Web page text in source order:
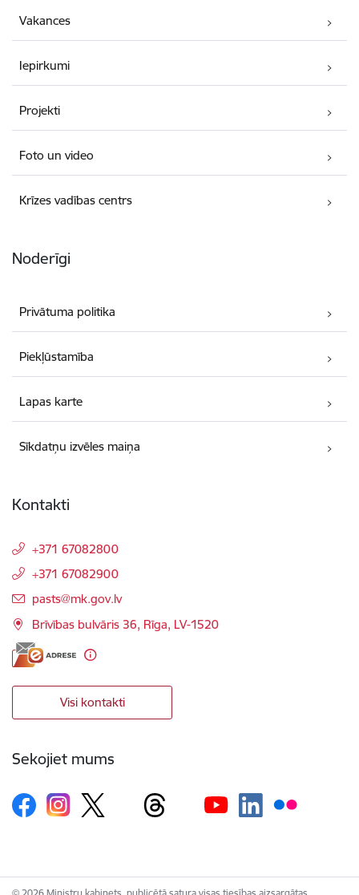
Vakances
Iepirkumi
Projekti
Foto un video
Krīzes vadības centrs
Noderīgi
Privātuma politika
Piekļūstamība
Lapas karte
Sīkdatņu izvēles maiņa
Kontakti
+371 67082800
+371 67082900
E-pasts:
pasts@mk.gov.lv
Brīvības bulvāris 36, Rīga, LV-1520
Visi kontakti
Sekojiet mums